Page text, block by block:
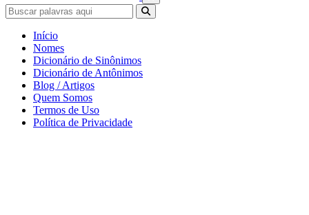
Início
Nomes
Dicionário de Sinônimos
Dicionário de Antônimos
Blog / Artigos
Quem Somos
Termos de Uso
Política de Privacidade